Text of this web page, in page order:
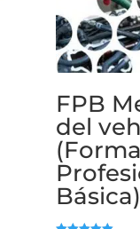
FPB
del
Básica)